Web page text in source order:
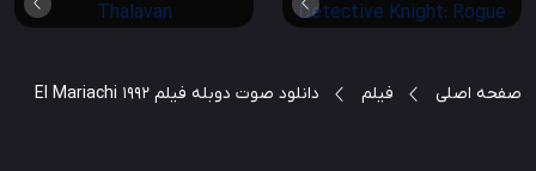
صفحه اصلی فیلم دانلود صوت دوبله فیلم El Mariachi 1992